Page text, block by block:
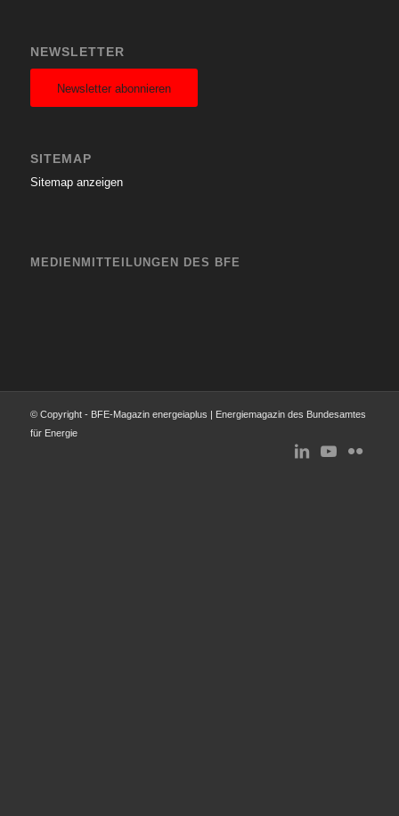
NEWSLETTER
Newsletter abonnieren
SITEMAP
Sitemap anzeigen
MEDIENMITTEILUNGEN DES BFE
© Copyright - BFE-Magazin energeiaplus | Energiemagazin des Bundesamtes
für Energie